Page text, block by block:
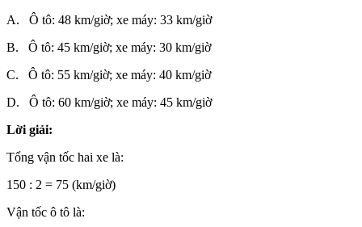
A. Ô tô: 48 km/giờ; xe máy: 33 km/giờ
B. Ô tô: 45 km/giờ; xe máy: 30 km/giờ
C. Ô tô: 55 km/giờ; xe máy: 40 km/giờ
D. Ô tô: 60 km/giờ; xe máy: 45 km/giờ
Lời giải:
Tổng vận tốc hai xe là:
150 : 2 = 75 (km/giờ)
Vận tốc ô tô là: